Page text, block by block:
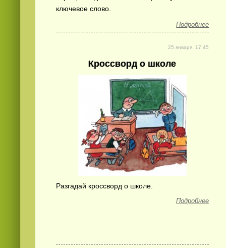
ключевое слово.
Подробнее
25 января, 17:45
Кроссворд о школе
Разгадай кроссворд о школе.
Подробнее